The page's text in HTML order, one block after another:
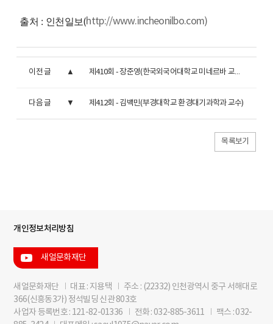
출처 : 인천일보(http://www.incheonilbo.com)
이전 글 제410회 - 장준영(한국외국어대학교 미네르바 교양대학 교수)
다음 글 제412회 - 김백민(부경대학교 환경대기과학과 교수)
목록보기
개인정보처리방침
새얼문화재단
새얼문화재단 대표 : 지용택
주소 : (22332) 인천광역시 중구 서해대로
366(신흥동3가) 정석빌딩 신관 803호
사업자 등록번호 : 121-82-01336
전화 : 032-885-3611
팩스 : 032-